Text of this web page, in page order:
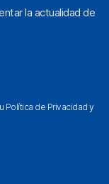
la actualidad de
Política de Privacidad y